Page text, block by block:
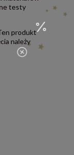
testy
produkt
należy